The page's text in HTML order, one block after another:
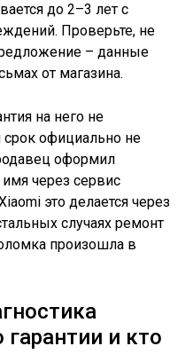
до 2–3 лет с
Проверьте, не
– данные
от магазина.
на него не
срок официально не
оформил
через сервис
это делается через
случаях ремонт
произошла в
гарантии и кто